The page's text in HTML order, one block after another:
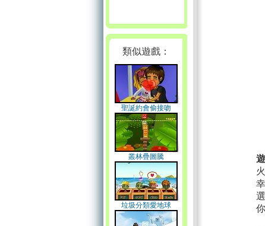
類似遊戲：
聖誕約會偷接吻
叢林疊圖騰
垃圾分類愛地球